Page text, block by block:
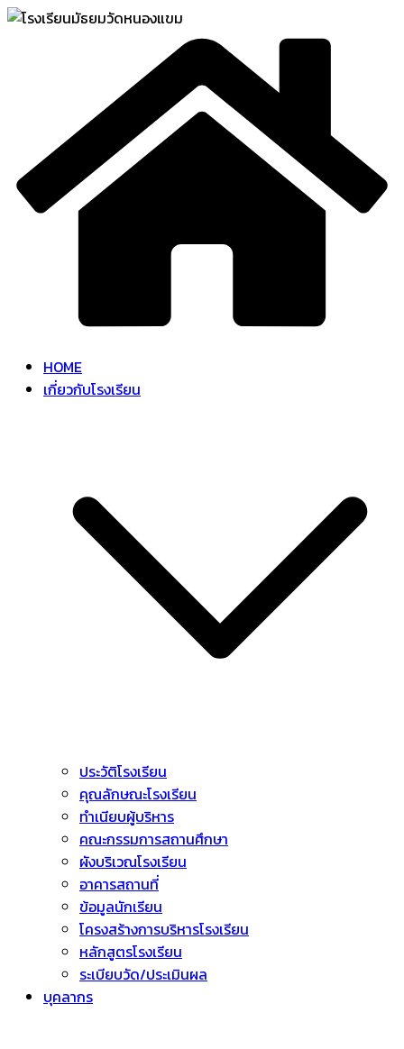
Skip
HOME
เกี่ยวกับโรงเรียน
ประวัติโรงเรียน
คุณลักษณะโรงเรียน
ทำเนียบผู้บริหาร
คณะกรรมการสถานศึกษา
ผังบริเวณโรงเรียน
อาคารสถานที่
ข้อมูลนักเรียน
โครงสร้างการบริหารโรงเรียน
หลักสูตรโรงเรียน
ระเบียบวัด/ประเมินผล
บุคลากร